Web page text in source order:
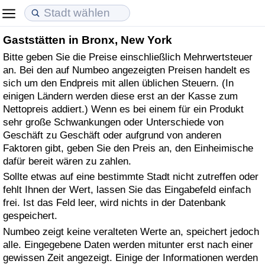
Gaststätten in Bronx, New York
Bitte geben Sie die Preise einschließlich Mehrwertsteuer
an. Bei den auf Numbeo angezeigten Preisen handelt es
sich um den Endpreis mit allen üblichen Steuern. (In
einigen Ländern werden diese erst an der Kasse zum
Nettopreis addiert.) Wenn es bei einem für ein Produkt
sehr große Schwankungen oder Unterschiede von
Geschäft zu Geschäft oder aufgrund von anderen
Faktoren gibt, geben Sie den Preis an, den Einheimische
dafür bereit wären zu zahlen.
Sollte etwas auf eine bestimmte Stadt nicht zutreffen oder
fehlt Ihnen der Wert, lassen Sie das Eingabefeld einfach
frei. Ist das Feld leer, wird nichts in der Datenbank
gespeichert.
Numbeo zeigt keine veralteten Werte an, speichert jedoch
alle. Eingegebene Daten werden mitunter erst nach einer
gewissen Zeit angezeigt. Einige der Informationen werden
Lebenshaltungskosten
Lebenshaltungskosten-Index (aktuell)
Lebenshaltungskosten-Index
Lebenshaltungskosten-Index nach Land
in Akaba
Immobilienpreise
Immobilienpreis-Index (aktuell)
Immobilienpreis-Index
Immobilienpreis-Index nach Land
Lebensqualität
Lebensqualität-Index
Lebensqualität-Index (aktuell)
Lebensqualitätsindex nach Land
Kriminalität
Kriminalitäts-Index (aktuell)
Kriminalitäts-Index
Kriminalitätsindex nach Land